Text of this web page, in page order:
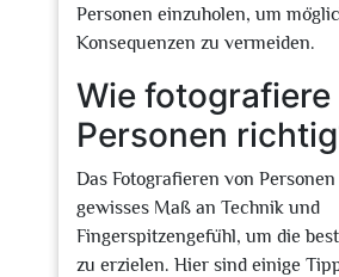
Personen einzuholen, um
Konsequenzen zu vermeiden.
Wie fotografiere
Personen
Das Fotografieren von
gewisses Maß an Technik und
Fingerspitzengefühl, um die
zu erzielen. Hier sind einige